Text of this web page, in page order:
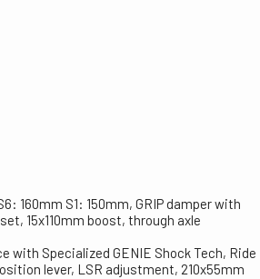
160mm S1: 150mm, GRIP damper with
15x110mm boost, through axle
with Specialized GENIE Shock Tech, Ride
lever, LSR adjustment, 210x55mm